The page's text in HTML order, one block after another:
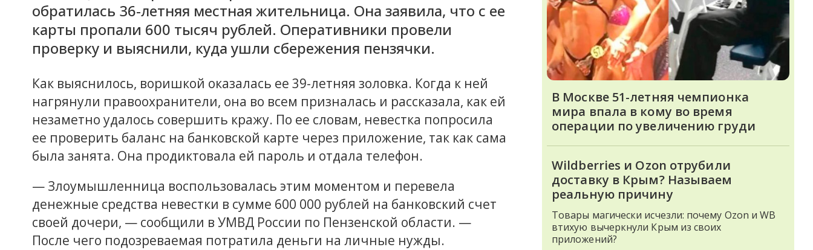
обратилась 36-летняя местная жительница. Она заявила, что с ее
карты пропали 600 тысяч рублей. Оперативники провели
проверку и выяснили, куда ушли сбережения пензячки.
Как выяснилось, воришкой оказалась ее 39-летняя золовка. Когда к ней
нагрянули правоохранители, она во всем призналась и рассказала, как ей
незаметно удалось совершить кражу. По ее словам, невестка попросила
ее проверить баланс на банковской карте через приложение, так как сама
была занята. Она продиктовала ей пароль и отдала телефон.
— Злоумышленница воспользовалась этим моментом и перевела
денежные средства невестки в сумме 600 000 рублей на банковский счет
своей дочери, — сообщили в УМВД России по Пензенской области. —
После чего подозреваемая потратила деньги на личные нужды.
В Москве 51-летняя чемпионка
мира впала в кому во время
операции по увеличению груди
Wildberries и Ozon отрубили
доставку в Крым? Называем
реальную причину
Товары магически исчезли: почему Ozon и WB
втихую вычеркнули Крым из своих
приложений?